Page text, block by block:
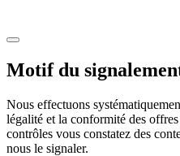
Motif du
Nous effectuons
légalité et la conformité des
contrôles vous constatez des
nous le signaler.